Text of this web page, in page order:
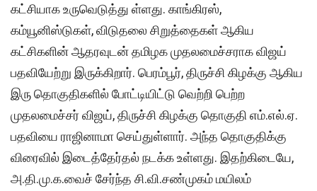
கட்சியாக உருவெடுத்து ள்ளது. காங்கிரஸ்,
கம்யூனிஸ்டுகள், விடுதலை சிறுத்தைகள் ஆகிய
கட்சிகளின் ஆதரவுடன் தமிழக முதலமைச்சராக விஜய்
பதவியேற்று இருக்கிறார். பெரம்பூர், திருச்சி கிழக்கு ஆகிய
இரு தொகுதிகளில் போட்டியிட்டு வெற்றி பெற்ற
முதலமைச்சர் விஜய், திருச்சி கிழக்கு தொகுதி எம்.எல்.ஏ.
பதவியை ராஜினாமா செய்துள்ளார். அந்த தொகுதிக்கு
விரைவில் இடைத்தேர்தல் நடக்க உள்ளது. இதற்கிடையே,
அ.தி.மு.க.வைச் சேர்ந்த சி.வி.சண்முகம் மயிலம்